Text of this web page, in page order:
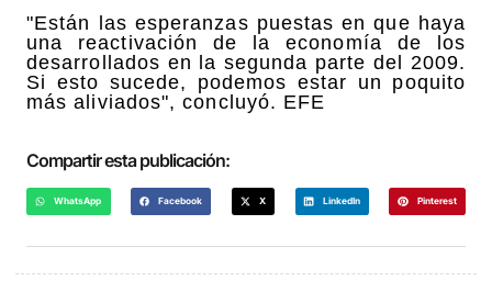
"Están las esperanzas puestas en que haya
una reactivación de la economía de los
desarrollados en la segunda parte del 2009.
Si esto sucede, podemos estar un poquito
más aliviados", concluyó. EFE
Compartir esta publicación:
WhatsApp Facebook X LinkedIn Pinterest